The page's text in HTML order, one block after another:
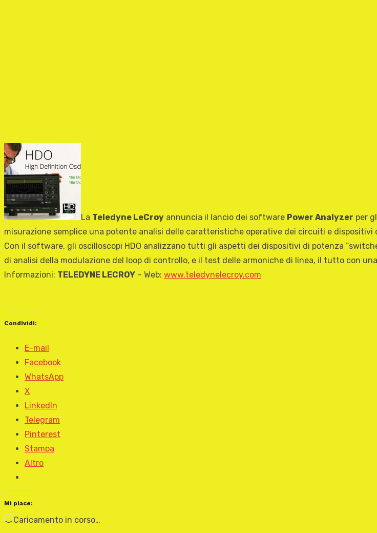
La Teledyne LeCroy annuncia il lancio dei software Power Analyzer per
misurazione semplice una potente analisi delle caratteristiche operative dei circuiti e dispositivi
Con il software, gli oscilloscopi HDO analizzano tutti gli aspetti dei dispositivi di potenza
di analisi della modulazione del loop di controllo, e il test delle armoniche di linea, il tutto con
Informazioni: TELEDYNE LECROY – Web: www.teledynelecroy.com
Condividi:
E-mail
Facebook
WhatsApp
X
LinkedIn
Telegram
Pinterest
Stampa
Altro
Mi piace:
Caricamento in corso…